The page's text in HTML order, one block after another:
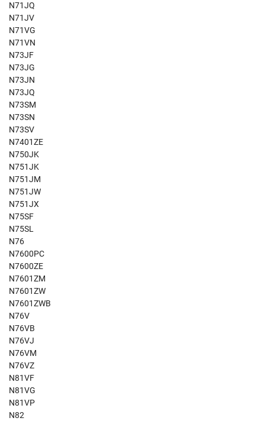
N71JQ
N71JV
N71VG
N71VN
N73JF
N73JG
N73JN
N73JQ
N73SM
N73SN
N73SV
N7401ZE
N750JK
N751JK
N751JM
N751JW
N751JX
N75SF
N75SL
N76
N7600PC
N7600ZE
N7601ZM
N7601ZW
N7601ZWB
N76V
N76VB
N76VJ
N76VM
N76VZ
N81VF
N81VG
N81VP
N82